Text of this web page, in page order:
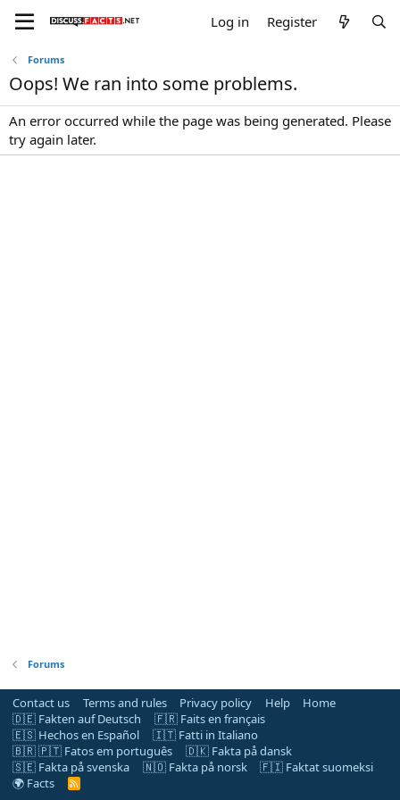
Log in Register
Forums
Oops! We ran into some problems.
An error occurred while the page was being generated. Please
try again later.
Forums
Contact us Terms and rules Privacy policy Help
Home
🇩🇪 Fakten auf Deutsch
🇫🇷 Faits en français
🇪🇸 Hechos en Español
🇮🇹 Fatti in Italiano
🇧🇷 🇵🇹 Fatos em português
🇩🇰 Fakta på dansk
🇸🇪 Fakta på svenska
🇳🇴 Fakta på norsk
🇫🇮 Faktat suomeksi
🌍 Facts
R